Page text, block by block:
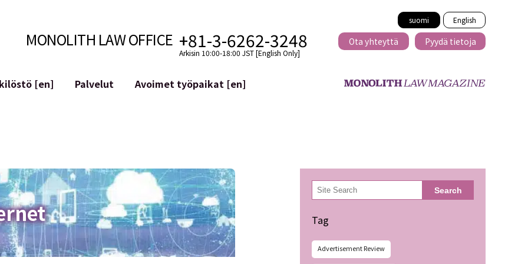
suomi English
MONOLITH LAW OFFICE +81-3-6262-3248
Arkisin 10:00-18:00 JST [English Only]
Ota yhteyttä Pyydä tietoja
[en]
Palvelut
ym.)
Maineen hallinta
Loukkaavan lausuman tunnistaminen
Avoimet työpaikat [en]
検
索 Search
Tag
Advertisement Review